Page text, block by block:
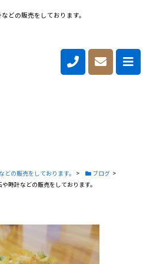
どの販売をしております。
の販売をしております。 > ブログ >
時計などの販売をしております。